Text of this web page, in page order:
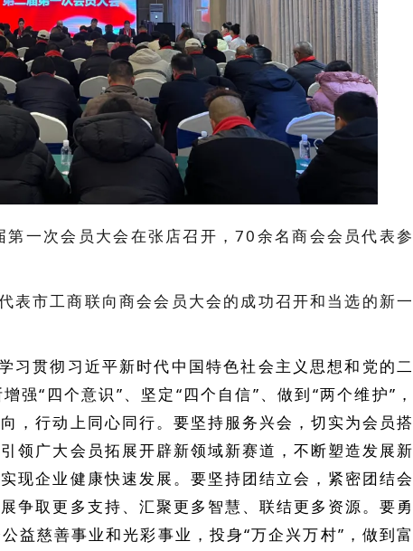
一次会员大会在张店召开，70余名商会会员代表参
表市工商联向商会会员大会的成功召开和当选的新一
习贯彻习近平新时代中国特色社会主义思想和党的二
强“四个意识”、坚定“四个自信”、做到“两个维护”，
，行动上同心同行。要坚持服务兴会，切实为会员搭
领广大会员拓展开辟新领域新赛道，不断塑造发展新
现企业健康快速发展。要坚持团结立会，紧密团结会
争取更多支持、汇聚更多智慧、联结更多资源。要勇
益慈善事业和光彩事业，投身“万企兴万村”，做到富